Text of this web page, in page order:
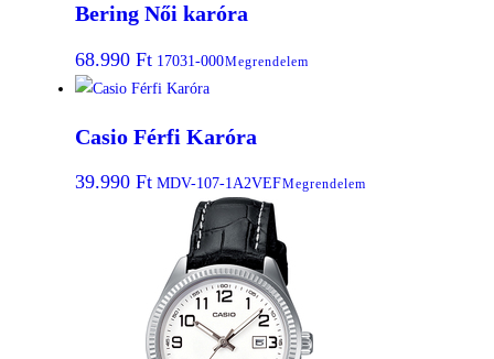
Bering Női karóra
68.990 Ft 17031-000Megrendelem
Casio Férfi Karóra
39.990 Ft MDV-107-1A2VEFMegrendelem